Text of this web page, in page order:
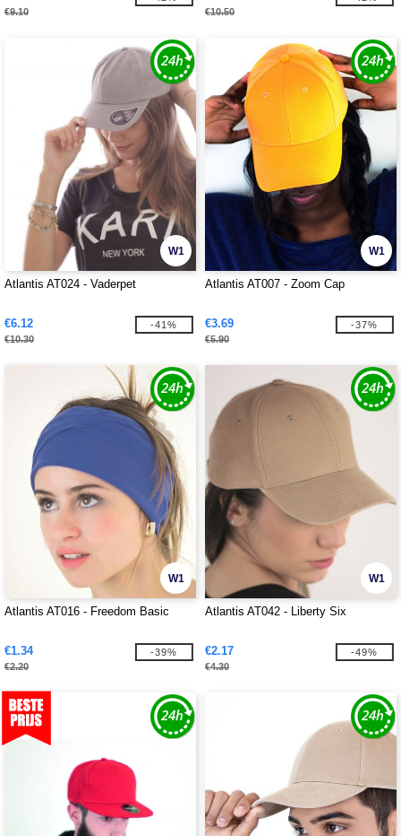
€9.10 €10.50
W1
Atlantis AT024 - Vaderpet
€6.12
€10.30
-41%
W1
Atlantis AT007 - Zoom Cap
€3.69
€5.90
-37%
W1
Atlantis AT016 - Freedom Basic
€1.34
€2.20
-39%
W1
Atlantis AT042 - Liberty Six
€2.17
€4.30
-49%